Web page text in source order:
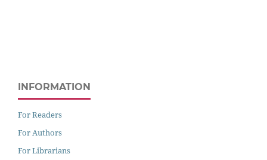
INFORMATION
For Readers
For Authors
For Librarians